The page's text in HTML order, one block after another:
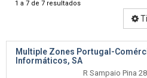
1 a 7 de 7 resultados
Multiple Zones Portugal-
Informáticos, SA
R Sampaio Pina